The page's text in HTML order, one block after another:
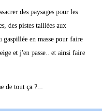
des paysages pour les
des pistes taillées aux
en masse pour faire
et j'en passe.. et ainsi faire
de tout ça ?...